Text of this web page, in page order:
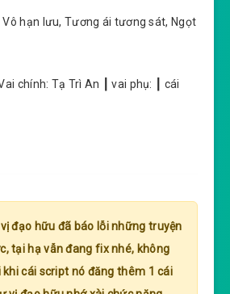
hạn lưu, Tương ái tương sát, Ngọt
chính: Tạ Trì An ┃ vai phụ: ┃ cái
đạo hữu đã báo lỗi những truyện
tại hạ vẫn đang fix nhé, không
khi cái script nó đăng thêm 1 cái